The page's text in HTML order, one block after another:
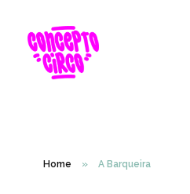
Home » A Barqueira